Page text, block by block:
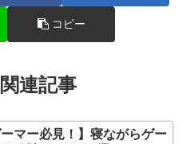
コピー
連記事
ーマー必見！】寝ながらゲー